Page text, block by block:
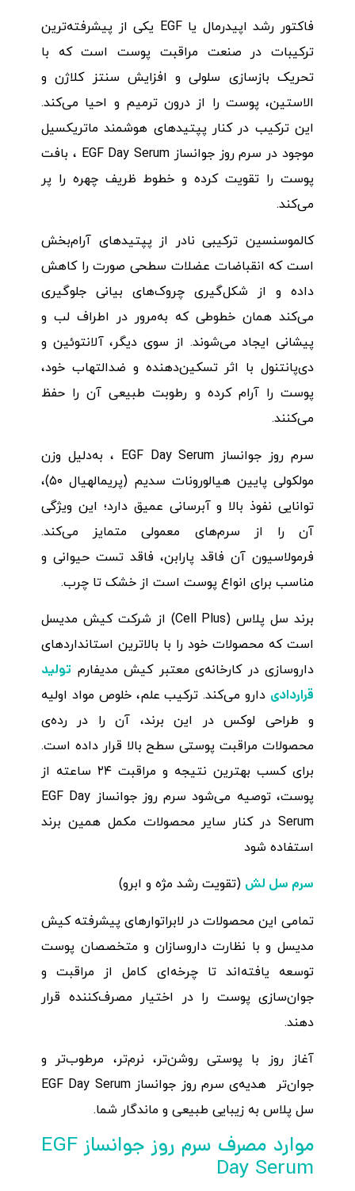
فاکتور رشد اپیدرمال یا EGF یکی از پیشرفته‌ترین
ترکیبات در صنعت مراقبت پوست است که با
تحریک بازسازی سلولی و افزایش سنتز کلاژن و
الاستین، پوست را از درون ترمیم و احیا می‌کند.
این ترکیب در کنار پپتیدهای هوشمند ماتریکسیل
موجود در سرم روز جوانساز EGF Day Serum ، بافت
پوست را تقویت کرده و خطوط ظریف چهره را پر
می‌کند.
کالموسنسین ترکیبی نادر از پپتیدهای آرام‌بخش
است که انقباضات عضلات سطحی صورت را کاهش
داده و از شکل‌گیری چروک‌های بیانی جلوگیری
می‌کند همان خطوطی که به‌مرور در اطراف لب و
پیشانی ایجاد می‌شوند. از سوی دیگر، آلانتوئین و
دی‌پانتنول با اثر تسکین‌دهنده و ضدالتهاب خود،
پوست را آرام کرده و رطوبت طبیعی آن را حفظ
می‌کنند.
سرم روز جوانساز EGF Day Serum ، به‌دلیل وزن
مولکولی پایین هیالورونات سدیم (پریمالهیال ۵۰)،
توانایی نفوذ بالا و آبرسانی عمیق دارد؛ این ویژگی
آن را از سرم‌های معمولی متمایز می‌کند.
فرمولاسیون آن فاقد پارابن، فاقد تست حیوانی و
مناسب برای انواع پوست است از خشک تا چرب.
برند سل پلاس (Cell Plus) از شرکت کیش مدیسل
است که محصولات خود را با بالاترین استانداردهای
داروسازی در کارخانه‌ی معتبر کیش مدیفارم تولید
قراردادی دارو می‌کند. ترکیب علم، خلوص مواد اولیه
و طراحی لوکس در این برند، آن را در رده‌ی
محصولات مراقبت پوستی سطح بالا قرار داده است.
برای کسب بهترین نتیجه و مراقبت ۲۴ ساعته از
پوست، توصیه می‌شود سرم روز جوانساز EGF Day
Serum در کنار سایر محصولات مکمل همین برند
استفاده شود
سرم سل لش (تقویت رشد مژه و ابرو)
تمامی این محصولات در لابراتوارهای پیشرفته کیش
مدیسل و با نظارت داروسازان و متخصصان پوست
توسعه یافته‌اند تا چرخه‌ای کامل از مراقبت و
جوان‌سازی پوست را در اختیار مصرف‌کننده قرار
دهند.
آغاز روز با پوستی روشن‌تر، نرم‌تر، مرطوب‌تر و
جوان‌تر هدیه‌ی سرم روز جوانساز EGF Day Serum
سل پلاس به زیبایی طبیعی و ماندگار شما.
موارد مصرف سرم روز جوانساز EGF
Day Serum